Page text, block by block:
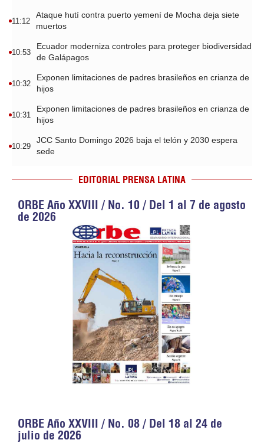
11:12
Ataque hutí contra puerto yemení de Mocha deja siete
muertos
10:53
Ecuador moderniza controles para proteger biodiversidad
de Galápagos
10:32
Exponen limitaciones de padres brasileños en crianza de
hijos
10:31
Exponen limitaciones de padres brasileños en crianza de
hijos
10:29
JCC Santo Domingo 2026 baja el telón y 2030 espera
sede
EDITORIAL PRENSA LATINA
ORBE Año XXVIII / No. 10 / Del 1 al 7 de agosto
de 2026
ORBE Año XXVIII / No. 08 / Del 18 al 24 de
julio de 2026